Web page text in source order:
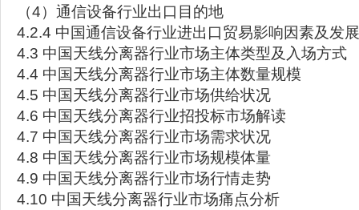
（4）通信设备行业出口目的地
4.2.4 中国通信设备行业进出口贸易影响因素及发
4.3 中国天线分离器行业市场主体类型及入场方式
4.4 中国天线分离器行业市场主体数量规模
4.5 中国天线分离器行业市场供给状况
4.6 中国天线分离器行业招投标市场解读
4.7 中国天线分离器行业市场需求状况
4.8 中国天线分离器行业市场规模体量
4.9 中国天线分离器行业市场行情走势
4.10 中国天线分离器行业市场痛点分析